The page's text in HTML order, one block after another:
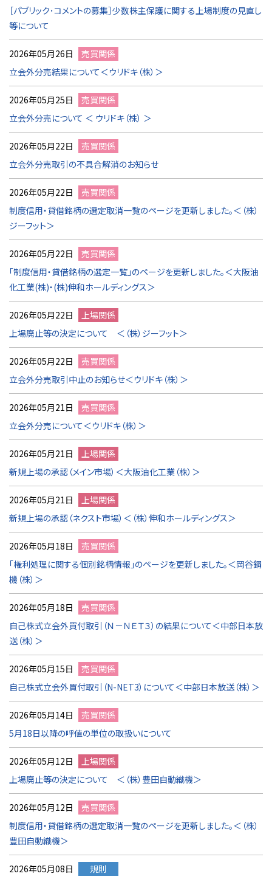
［パブリック･コメントの募集］少数株主保護に関する上場制度の見直し
等について
2026年05月26日
売買関係
立会外分売結果について＜ウリドキ（株）＞
2026年05月25日
売買関係
立会外分売について ＜ ウリドキ（株） ＞
2026年05月22日
売買関係
立会外分売取引の不具合解消のお知らせ
2026年05月22日
売買関係
制度信用・貸借銘柄の選定取消一覧のページを更新しました。＜（株）
ジーフット＞
2026年05月22日
売買関係
「制度信用・貸借銘柄の選定一覧」のページを更新しました。＜大阪油
化工業(株)・(株)伸和ホールディングス＞
2026年05月22日
上場関係
上場廃止等の決定について ＜（株）ジーフット＞
2026年05月22日
売買関係
立会外分売取引中止のお知らせ＜ウリドキ（株）＞
2026年05月21日
売買関係
立会外分売について＜ウリドキ（株）＞
2026年05月21日
上場関係
新規上場の承認（メイン市場）＜大阪油化工業（株）＞
2026年05月21日
上場関係
新規上場の承認（ネクスト市場）＜（株）伸和ホールディングス＞
2026年05月18日
売買関係
「権利処理に関する個別銘柄情報」のページを更新しました。＜岡谷鋼
機（株）＞
2026年05月18日
売買関係
自己株式立会外買付取引（Ｎ－ＮＥＴ３）の結果について＜中部日本放
送（株）＞
2026年05月15日
売買関係
自己株式立会外買付取引（N-NET3）について＜中部日本放送（株）＞
2026年05月14日
売買関係
5月18日以降の呼値の単位の取扱いについて
2026年05月12日
上場関係
上場廃止等の決定について ＜（株）豊田自動織機＞
2026年05月12日
売買関係
制度信用・貸借銘柄の選定取消一覧のページを更新しました。＜（株）
豊田自動織機＞
2026年05月08日
規則